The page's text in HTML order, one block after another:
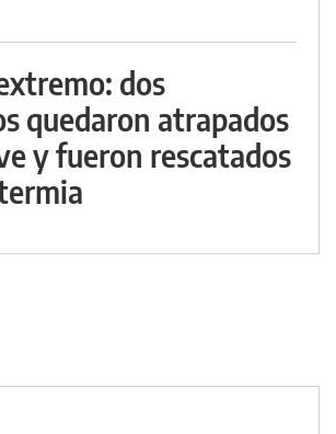
dos
quedaron atrapados
y fueron rescatados